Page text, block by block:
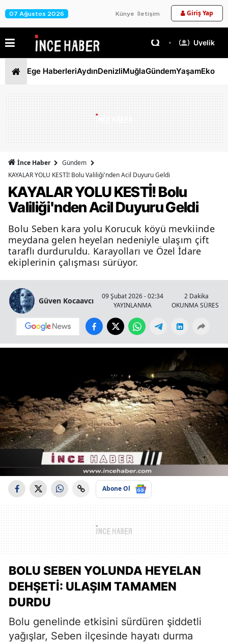
07 Ağustos 2026 Künye İletişim Giriş Yap
Üyelik
Ege HaberleriAydınDenizliMuğlaGündemYaşam
İnce Haber
Gündem
KAYALAR YOLU KESTİ! Bolu Valiliği'nden Acil Duyuru Geldi
KAYALAR YOLU KESTİ! Bolu
Valiliği'nden Acil Duyuru Geldi
Bolu Seben kara yolu Korucuk köyü mevkiinde
meydana gelen heyelan nedeniyle ulaşım çift
taraflı durduruldu. Karayolları ve Özel İdare
ekiplerinin çalışması sürüyor.
Güven Kocaavcı
09 Şubat 2026 - 02:34
YAYINLANMA
2 Dakika
OKUNMA SÜRESİ
Abone Ol
BOLU SEBEN YOLUNDA HEYELAN
DEHŞETI: ULAŞIM TAMAMEN
DURDU
Bolu genelinde etkisini sürdüren şiddetli
yağışlar, Seben ilçesinde hayatı durma